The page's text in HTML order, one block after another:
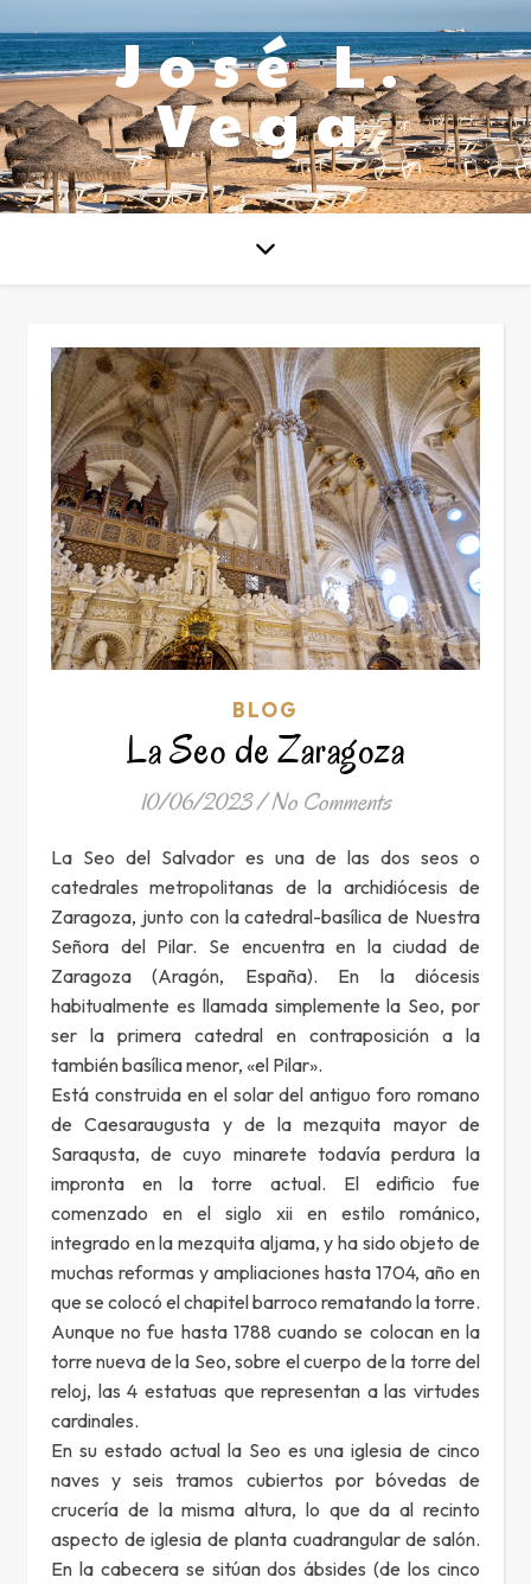
José L.
Vega
BLOG
La Seo de Zaragoza
10/06/2023/No Comments
La Seo del Salvador es una de las dos seos o
catedrales metropolitanas de la archidiócesis de
Zaragoza, junto con la catedral-basílica de Nuestra
Señora del Pilar. Se encuentra en la ciudad de
Zaragoza (Aragón, España). En la diócesis
habitualmente es llamada simplemente la Seo, por
ser la primera catedral en contraposición a la
también basílica menor, «el Pilar».
Está construida en el solar del antiguo foro romano
de Caesaraugusta y de la mezquita mayor de
Saraqusta, de cuyo minarete todavía perdura la
impronta en la torre actual. El edificio fue
comenzado en el siglo xii en estilo románico,
integrado en la mezquita aljama, y ha sido objeto de
muchas reformas y ampliaciones hasta 1704, año en
que se colocó el chapitel barroco rematando la torre.
Aunque no fue hasta 1788 cuando se colocan en la
torre nueva de la Seo, sobre el cuerpo de la torre del
reloj, las 4 estatuas que representan a las virtudes
cardinales.
En su estado actual la Seo es una iglesia de cinco
naves y seis tramos cubiertos por bóvedas de
crucería de la misma altura, lo que da al recinto
aspecto de iglesia de planta cuadrangular de salón.
En la cabecera se sitúan dos ábsides (de los cinco